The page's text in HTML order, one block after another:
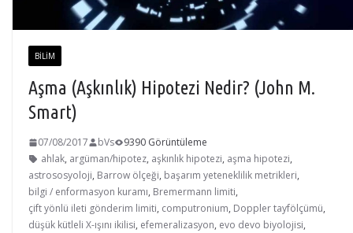
BILIM
Aşma (Aşkınlık) Hipotezi Nedir? (John M.
Smart)
07/08/2017 bVs
9390 Görüntüleme
ahlak, argüman/hipotez, aşkınlık hipotezi, aşma hipotezi,
astrososyoloji, Barrow ölçeği, başarım yeteneklilik metrikleri,
bilgi / enformasyon kuramı, Bremermann limiti,
çift yönlü ileti gönderim limiti, computronium, Doppler tayfölçümü,
düşük kütleli X-ışını ikilisi, efemeralizasyon, evo devo biyolojisi,